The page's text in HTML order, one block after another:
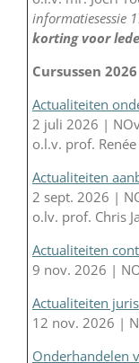
informatiesessie
korting voor
Cursussen 2026
Actualiteiten
2 juli 2026 |
o.l.v. prof.
Actualiteiten
2 sept. 2026 |
o.lv. prof. Chris
Actualiteiten
9 nov. 2026 |
Actualiteiten
12 nov. 2026 |
Onderhandelen